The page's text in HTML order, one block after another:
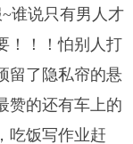
谁说只有男人才
！！！怕别人打
留了隐私帘的悬
赞的还有车上的
吃饭写作业赶